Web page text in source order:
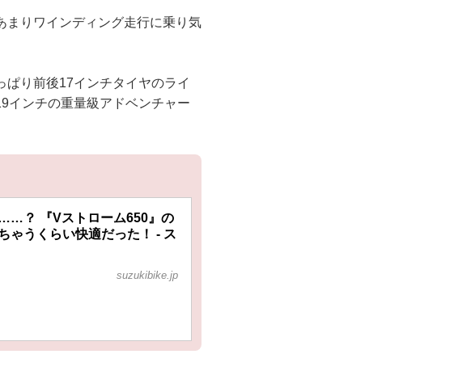
まりワインディング走行に乗り気
り前後17インチタイヤのライ
インチの重量級アドベンチャー
？ 『Vストローム650』の
ゃうくらい快適だった！ - ス
suzukibike.jp